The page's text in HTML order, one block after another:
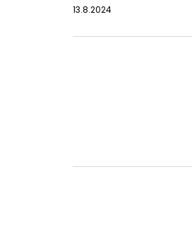
13.8.2024